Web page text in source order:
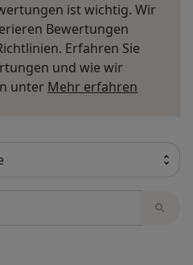
ist wichtig. Wir
Bewertungen
Erfahren Sie
und wie wir
unter Mehr erfahren